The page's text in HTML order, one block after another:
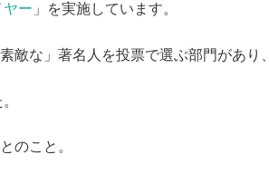
ー 」を実施しています。
敵な」著名人を投票で選ぶ部門があり、
のこと。